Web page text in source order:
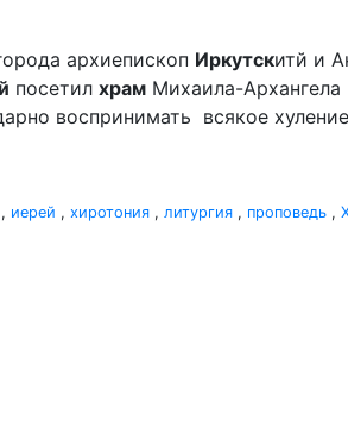
архиепископ Иркутскитй и
посетил храм Михаила-Архангела
воспринимать всякое
, иерей , хиротония , литургия , проповедь ,